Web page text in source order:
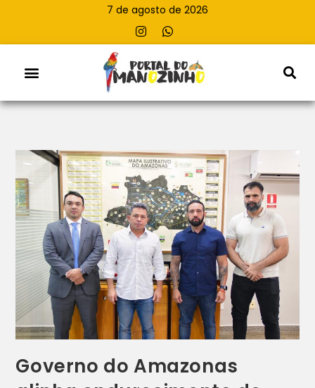
7 de agosto de 2026
Governo do Amazonas